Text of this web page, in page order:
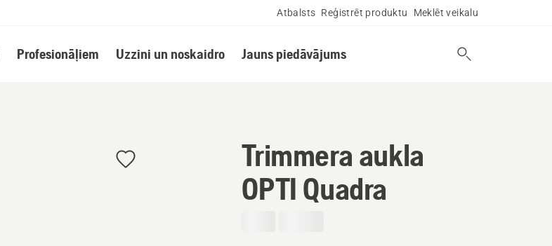
Atbalsts Reģistrēt produktu Meklēt veikalu
Profesionāļiem Uzzini un noskaidro Jauns piedāvājums
Trimmera aukla
OPTI Quadra